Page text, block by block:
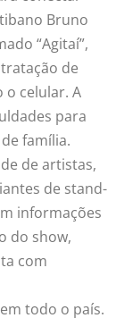
Bruno
“Agitaí”,
de
o celular. A
para
família.
de artistas,
de stand-
informações
do show,
com
todo o país.